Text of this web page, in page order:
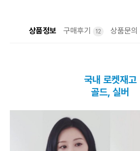
상품정보 구매후기 12 상품문의
국내 로켓재고
골드, 실버